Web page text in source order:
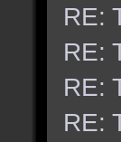
RE:
RE:
RE:
RE: